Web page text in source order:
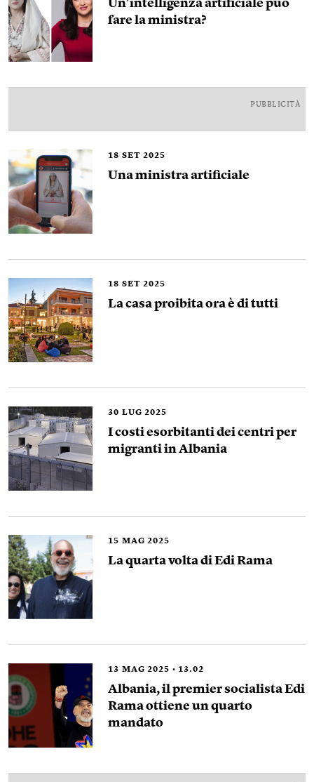
Un’intelligenza artificiale può
fare la ministra?
PUBBLICITÀ
18 SET 2025
Una ministra artificiale
18 SET 2025
La casa proibita ora è di tutti
30 LUG 2025
I costi esorbitanti dei centri per
migranti in Albania
15 MAG 2025
La quarta volta di Edi Rama
13 MAG 2025 13.02
Albania, il premier socialista Edi
Rama ottiene un quarto
mandato